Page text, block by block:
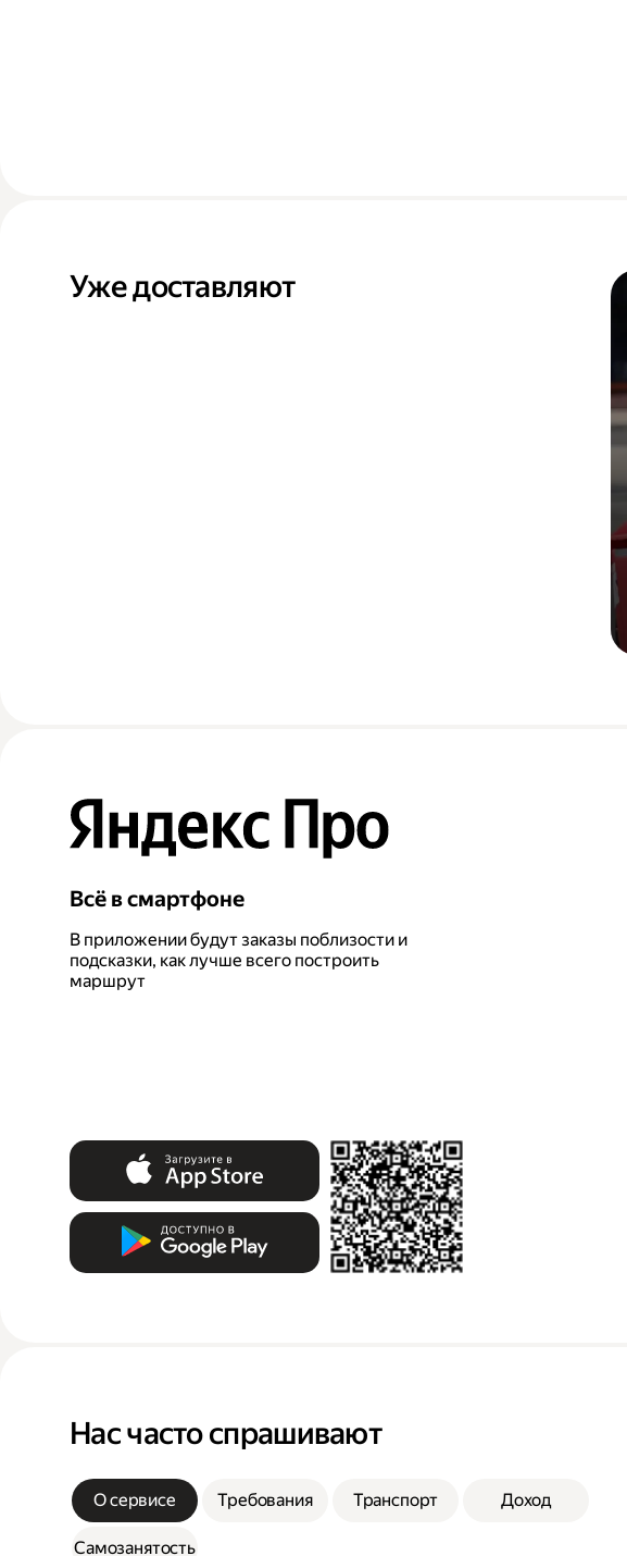
Уже доставляют
Всё в смартфоне
В приложении будут заказы поблизости и
подсказки, как лучше всего построить
маршрут
Нас часто спрашивают
О сервисе Требования Транспорт Доход
Самозанятость